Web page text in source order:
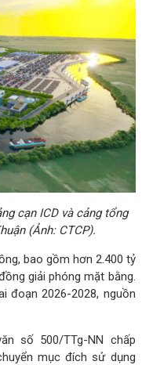
cạn ICD và cảng tổng
(Ảnh: CTCP).
bao gồm hơn 2.400 tỷ
giải phóng mặt bằng.
đoạn 2026-2028, nguồn
số 500/TTg-NN chấp
mục đích sử dụng